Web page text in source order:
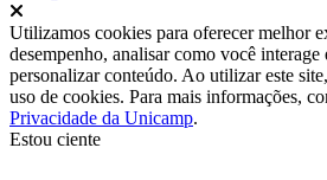
Utilizamos cookies para oferecer melhor
desempenho, analisar como você interage
personalizar conteúdo. Ao utilizar este
uso de cookies. Para mais informações,
Privacidade da Unicamp.
Estou ciente